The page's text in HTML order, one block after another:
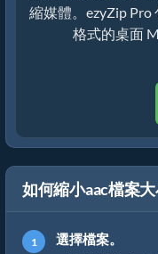
縮媒體。ezyZip Pro
格式的桌面
如何縮小aac檔案
選擇檔案。